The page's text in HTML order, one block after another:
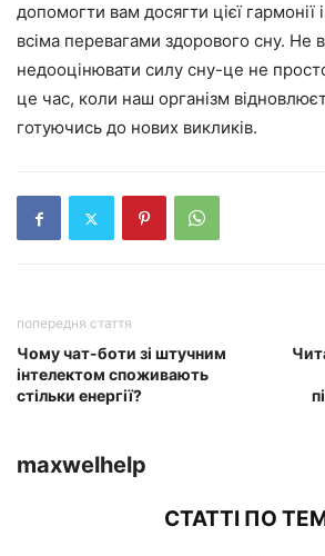
допомогти вам досягти цієї гармонії
всіма перевагами здорового сну. Не
недооцінювати силу сну-це не
це час, коли наш організм
готуючись до нових викликів.
попередня стаття
Чому чат-боти зі штучним
інтелектом споживають
стільки енергії?
maxwelhelp
СТАТТІ ПО